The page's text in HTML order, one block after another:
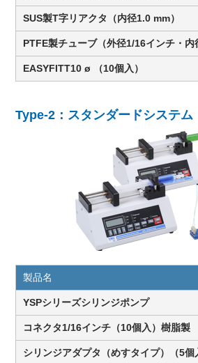
SUS製T字リアクタ（内径1.0 mm）
PTFE製チューブ（外径1/16インチ・内
EASYFITT10 ø （10個入）
Type-2：スタンダードシステム
製品名
YSPシリーズシリンジポンプ
コネクタ1/16インチ（10個入）樹脂製
シリンジアダプタ（めすタイプ）（5個